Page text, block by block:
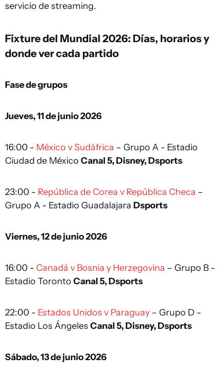
servicio de streaming.
Fixture del Mundial 2026: Días, horarios y
donde ver cada partido
Fase de grupos
Jueves, 11 de junio 2026
16:00 - México v Sudáfrica – Grupo A - Estadio
Ciudad de México Canal 5, Disney, Dsports
23:00 - República de Corea v República Checa –
Grupo A - Estadio Guadalajara Dsports
Viernes, 12 de junio 2026
16:00 - Canadá v Bosnia y Herzegovina – Grupo B -
Estadio Toronto Canal 5, Dsports
22:00 - Estados Unidos v Paraguay – Grupo D -
Estadio Los Ángeles Canal 5, Disney, Dsports
Sábado, 13 de junio 2026